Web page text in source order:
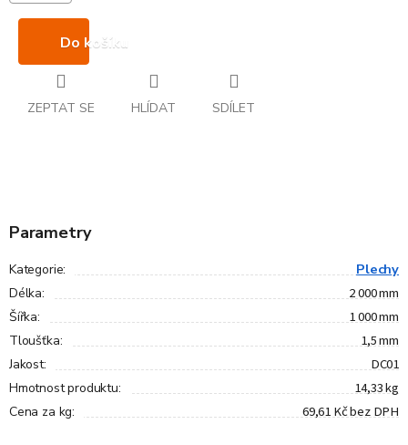
Do košíku
ZEPTAT SE HLÍDAT SDÍLET
Parametry
Kategorie: Plechy
Délka: 2 000 mm
Šířka: 1 000 mm
Tloušťka: 1,5 mm
Jakost: DC01
Hmotnost produktu: 14,33 kg
Cena za kg: 69,61 Kč bez DPH